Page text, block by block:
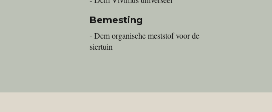
Bemesting
- Dcm organische meststof voor de
siertuin